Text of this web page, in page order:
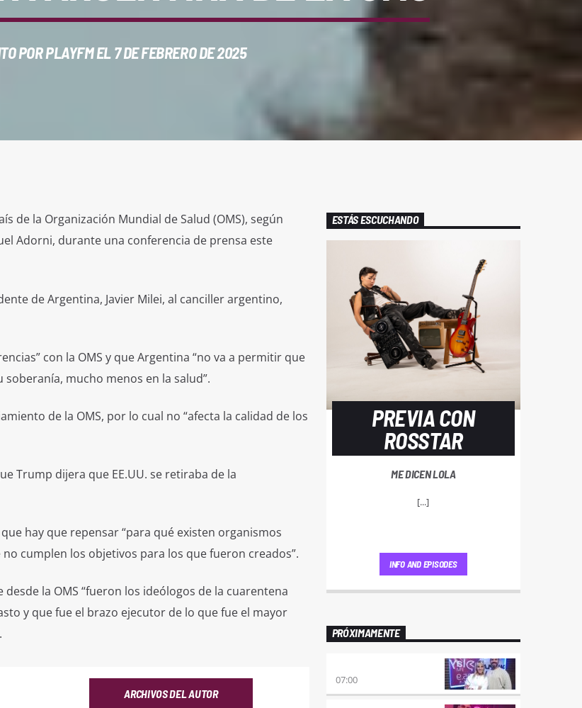
PORPLAYFMEL 7 DE FEBRERO DE 2025
de la Organización Mundial de Salud (OMS), según
Adorni, durante una conferencia de prensa este
de Argentina, Javier Milei, al canciller argentino,
con la OMS y que Argentina “no va a permitir que
mucho menos en la salud”.
de la OMS, por lo cual no “afecta la calidad de los
Trump dijera que EE.UU. se retiraba de la
hay que repensar “para qué existen organismos
cumplen los objetivos para los que fueron creados”.
la OMS “fueron los ideólogos de la cuarentena
y que fue el brazo ejecutor de lo que fue el mayor
ARCHIVOS DEL AUTOR
ESTÁS ESCUCHANDO
PREVIA CON
ROSSTAR
ME DICEN LOLA
[...]
INFO AND EPISODES
PRÓXIMAMENTE
07:00